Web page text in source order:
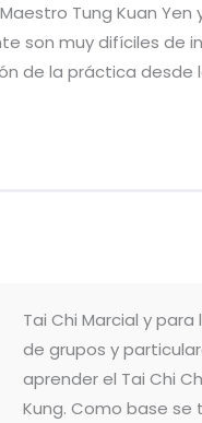
Tung Kuan Yen
son muy difíciles de
de la práctica desde
Tai Chi Marcial y para
de grupos y
aprender el Tai Chi
Kung. Como base se